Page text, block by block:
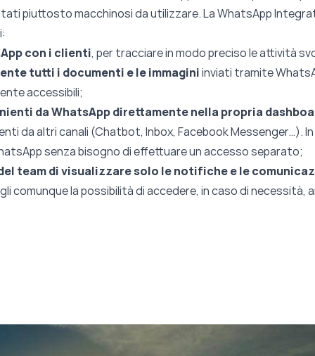
piuttosto macchinosi da utilizzare. La WhatsApp
con i clienti, per tracciare in modo preciso le attività
tutti i documenti e le immaginiinviati tramite
accessibili;
da WhatsApp direttamente nella propria
da altri canali (Chatbot, Inbox, Facebook Messenger…).
senza bisogno di effettuare un accesso separato;
team di visualizzare solo le notifiche e le
comunque la possibilità di accedere, in caso di necessità,